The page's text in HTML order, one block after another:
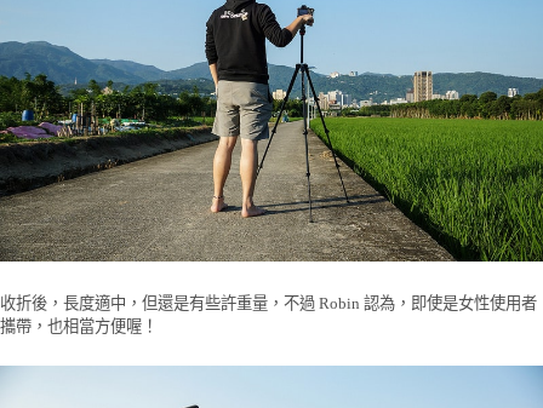
收折後，長度適中，但還是有些許重量，不過 Robin 認為，即使是女性使用者
攜帶，也相當方便喔！